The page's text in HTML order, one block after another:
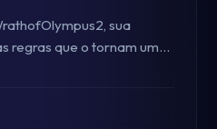
sua
regras que o tornam uma